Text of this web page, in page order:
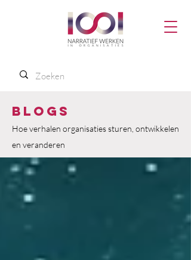
Blogs
Hoe verhalen organisaties sturen, ontwikkelen
en veranderen